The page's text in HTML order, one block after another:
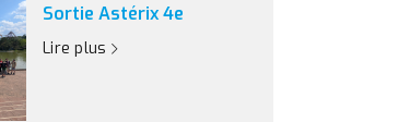
Sortie Astérix 4e
Lire plus